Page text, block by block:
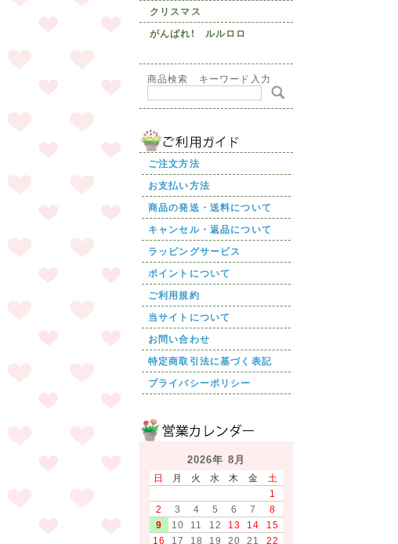
クリスマス
がんばれ! ルルロロ
商品検索 キーワード入力
ご注文方法
お支払い方法
商品の発送・送料について
キャンセル・返品について
ラッピングサービス
ポイントについて
ご利用規約
当サイトについて
お問い合わせ
特定商取引法に基づく表記
プライバシーポリシー
2026年 8月
日 月 火 水 木 金
土
1
2
3 4 5 6 7
8
9
10 11 12 13 14
15
16
17 18 19 20 21
22